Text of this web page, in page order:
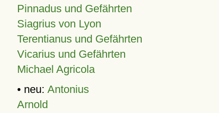
Pinnadus und Gefährten
Siagrius von Lyon
Terentianus und Gefährten
Vicarius und Gefährten
Michael Agricola
• neu: Antonius
Arnold